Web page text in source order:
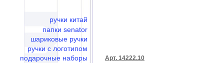
ручки китай
папки senator
шариковые ручки
ручки с логотипом
подарочные наборы
Арт. 14222.10